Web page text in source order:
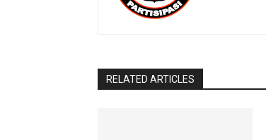
RELATED ARTICLES